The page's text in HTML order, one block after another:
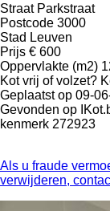
StraatParkstraat
Postcode 3000
Stad Leuven
Prijs € 600
Oppervlakte (m2)
Kot vrij of volzet?
Geplaatst op 09-
Gevonden op
kenmerk 272923
Als u fraude
verwijderen,